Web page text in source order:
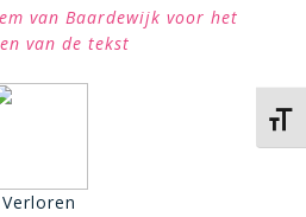
van Baardewijk voor het
van de tekst
Verloren